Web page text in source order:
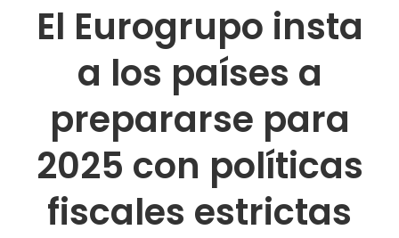
El Eurogrupo insta
a los países a
prepararse para
2025 con políticas
fiscales estrictas